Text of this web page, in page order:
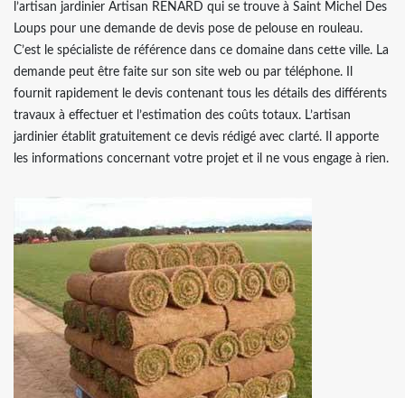
l’artisan jardinier Artisan RENARD qui se trouve à Saint Michel Des
Loups pour une demande de devis pose de pelouse en rouleau.
C’est le spécialiste de référence dans ce domaine dans cette ville. La
demande peut être faite sur son site web ou par téléphone. Il
fournit rapidement le devis contenant tous les détails des différents
travaux à effectuer et l’estimation des coûts totaux. L’artisan
jardinier établit gratuitement ce devis rédigé avec clarté. Il apporte
les informations concernant votre projet et il ne vous engage à rien.